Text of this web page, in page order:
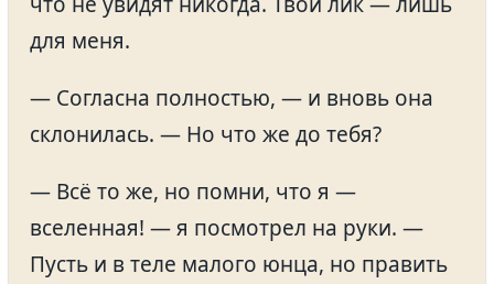
для меня.
— Согласна полностью, — и вновь она
склонилась. — Но что же до тебя?
— Всё то же, но помни, что я —
вселенная! — я посмотрел на руки. —
Пусть и в теле малого юнца, но править